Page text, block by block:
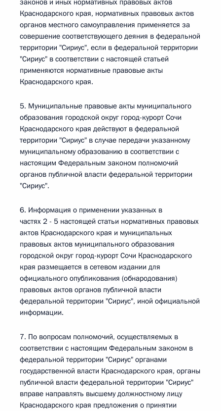
законов и иных нормативных правовых актов
Краснодарского края, нормативных правовых актов
органов местного самоуправления применяется за
совершение соответствующего деяния в федеральной
территории "Сириус", если в федеральной территории
"Сириус" в соответствии с настоящей статьей
применяются нормативные правовые акты
Краснодарского края.
5. Муниципальные правовые акты муниципального
образования городской округ город-курорт Сочи
Краснодарского края действуют в федеральной
территории "Сириус" в случае передачи указанному
муниципальному образованию в соответствии с
настоящим Федеральным законом полномочий
органов публичной власти федеральной территории
"Сириус".
6. Информация о применении указанных в
частях 2 - 5 настоящей статьи нормативных правовых
актов Краснодарского края и муниципальных
правовых актов муниципального образования
городской округ город-курорт Сочи Краснодарского
края размещается в сетевом издании для
официального опубликования (обнародования)
правовых актов органов публичной власти
федеральной территории "Сириус", иной официальной
информации.
7. По вопросам полномочий, осуществляемых в
соответствии с настоящим Федеральным законом в
федеральной территории "Сириус" органами
государственной власти Краснодарского края, органы
публичной власти федеральной территории "Сириус"
вправе направлять высшему должностному лицу
Краснодарского края предложения о принятии